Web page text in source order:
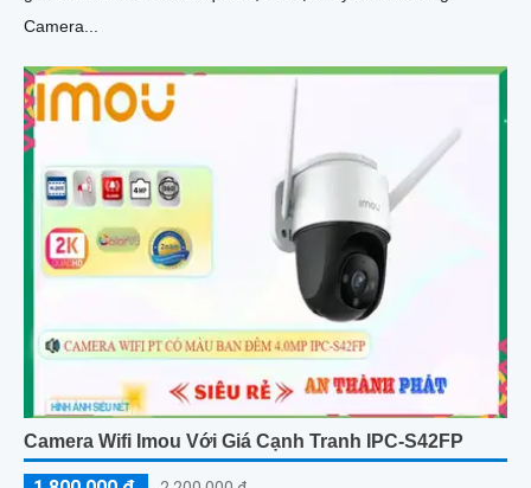
Camera...
Camera Wifi Imou Với Giá Cạnh Tranh IPC-S42FP